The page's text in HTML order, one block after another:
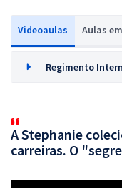
Videoaulas Aulas
Regimento
A Stephanie
carreiras. O